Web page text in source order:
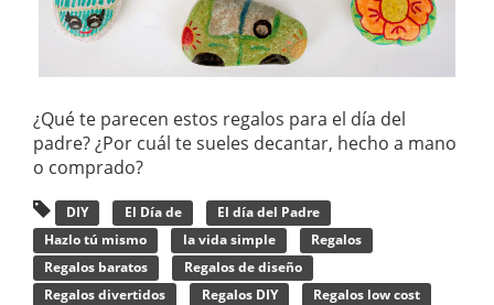
¿Qué te parecen estos regalos para el día del
padre? ¿Por cuál te sueles decantar, hecho a mano
o comprado?
DIY El Día de
El día del Padre
Hazlo tú mismo
la vida simple
Regalos
Regalos baratos
Regalos de diseño
Regalos divertidos
Regalos DIY
Regalos low cost